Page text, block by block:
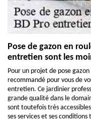
Pose de gazon en
entretien sont les
Pour un projet de pose
recommandé pour vous de
entretien. Ce jardinier
grande qualité dans le
sont toutefois très
ses services et ses